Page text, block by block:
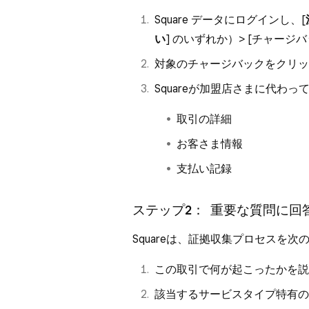
Square データにログインし、[
い] のいずれか）> [チャージ
対象のチャージバックをクリ
Squareが加盟店さまに代わっ
取引の詳細
お客さま情報
支払い記録
ステップ2： 重要な質問に回
Squareは、証拠収集プロセスを次
この取引で何が起こったかを
該当するサービスタイプ特有